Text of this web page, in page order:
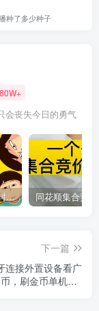
种了多少种子
会丧失今日的勇气
股票打板、上板、封板、翘板、炸板是什么意思？炒股你必须懂的暗语！
下一篇
连接外置设备看广
，刷金币单机50-